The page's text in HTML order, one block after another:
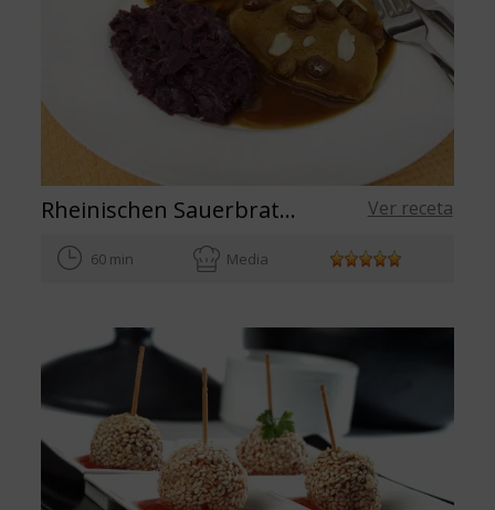
Rheinischen Sauerbraten Ver receta
60 min Media